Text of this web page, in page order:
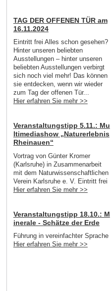
TAG DER OFFENEN TÜR am
16.11.2024
Eintritt frei Alles schon gesehen?
Hinter unseren beliebten
Ausstellungen – hinter unseren
beliebten Ausstellungen verbirgt
sich noch viel mehr! Das können
sie entdecken, wenn wir wieder
zum Tag der offenen Tür...
Hier erfahren Sie mehr >>
Veranstaltungstipp 5.11.: Mu
ltimediashow „Naturerlebnis
Rheinauen“
Vortrag von Günter Kromer
(Karlsruhe) in Zusammenarbeit
mit dem Naturwissenschaftlichen
Verein Karlsruhe e. V. Eintritt frei
Hier erfahren Sie mehr >>
Veranstaltungstipp 18.10.: M
inerale - Schätze der Erde
Führung in vereinfachter Sprache
Hier erfahren Sie mehr >>